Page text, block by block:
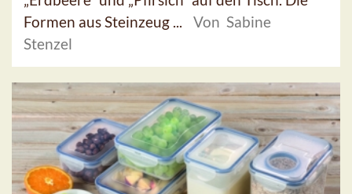
Formen aus Steinzeug ...
Von Sabine
Stenzel